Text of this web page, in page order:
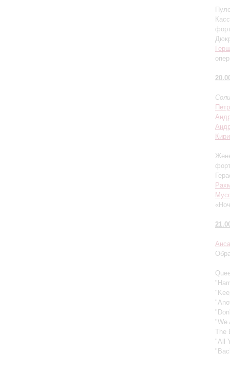
"We
The
"All